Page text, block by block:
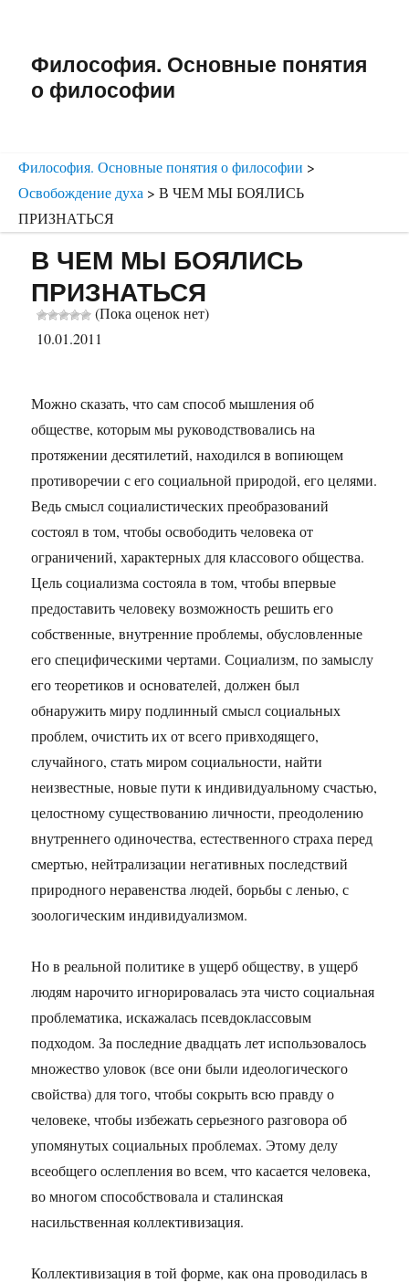
Философия. Основные понятия
о философии
Философия. Основные понятия о философии >
Освобождение духа > В ЧЕМ МЫ БОЯЛИСЬ
ПРИЗНАТЬСЯ
В ЧЕМ МЫ БОЯЛИСЬ
ПРИЗНАТЬСЯ
(Пока оценок нет)
10.01.2011
Можно сказать, что сам способ мышления об
обществе, которым мы руководствовались на
протяжении десятилетий, находился в вопиющем
противоречии с его социальной природой, его целями.
Ведь смысл социалистических преобразований
состоял в том, чтобы освободить человека от
ограничений, характерных для классового общества.
Цель социализма состояла в том, чтобы впервые
предоставить человеку возможность решить его
собственные, внутренние проблемы, обусловленные
его специфическими чертами. Социализм, по замыслу
его теоретиков и основателей, должен был
обнаружить миру подлинный смысл социальных
проблем, очистить их от всего привходящего,
случайного, стать миром социальности, найти
неизвестные, новые пути к индивидуальному счастью,
целостному существованию личности, преодолению
внутреннего одиночества, естественного страха перед
смертью, нейтрализации негативных последствий
природного неравенства людей, борьбы с ленью, с
зоологическим индивидуализмом.
Но в реальной политике в ущерб обществу, в ущерб
людям нарочито игнорировалась эта чисто социальная
проблематика, искажалась псевдоклассовым
подходом. За последние двадцать лет использовалось
множество уловок (все они были идеологического
свойства) для того, чтобы сокрыть всю правду о
человеке, чтобы избежать серьезного разговора об
упомянутых социальных проблемах. Этому делу
всеобщего ослепления во всем, что касается человека,
во многом способствовала и сталинская
насильственная коллективизация.
Коллективизация в той форме, как она проводилась в